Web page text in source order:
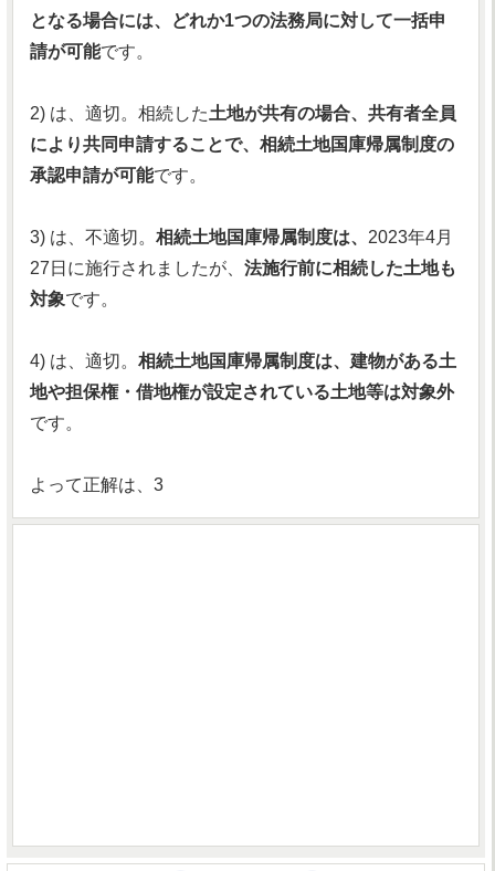
となる場合には、どれか1つの法務局に対して一括申
請が可能です。
2) は、適切。相続した土地が共有の場合、共有者全員
により共同申請することで、相続土地国庫帰属制度の
承認申請が可能です。
3) は、不適切。 相続土地国庫帰属制度は、 2023年4月
27日に施行されましたが、 法施行前に相続した土地も
対象です。
4) は、適切。 相続土地国庫帰属制度は、建物がある土
地や担保権・借地権が設定されている土地等は対象外
です。
よって正解は、3